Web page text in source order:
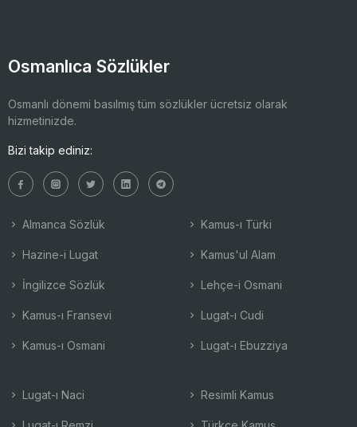
Osmanlıca Sözlükler
Osmanlı dönemi basılmış tüm sözlükler ücretsiz olarak
hizmetinizde.
Bizi takip ediniz:
Almanca Sözlük
Hazine-i Lugat
İngilizce Sözlük
Kamus-ı Fransevi
Kamus-ı Osmani
Kamus-ı Türki
Kamus'ul Alam
Lehçe-i Osmani
Lugat-ı Cudi
Lugat-ı Ebuzziya
Lugat-ı Naci Resimli Kamus